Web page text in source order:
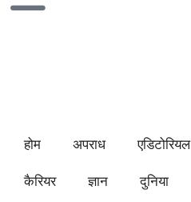
होम अपराध एडिटोरियल
कैरियर ज्ञान दुनिया